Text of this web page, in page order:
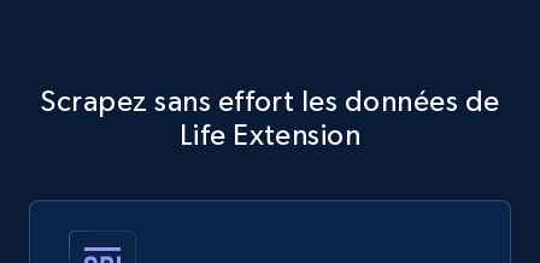
Scrapez sans effort les données de
Life Extension